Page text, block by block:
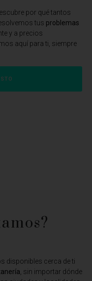
por qué tantos
tus problemas
y a precios
aquí para ti, siempre
disponibles cerca de ti
, sin importar dónde